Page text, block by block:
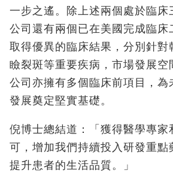
一步之遙。除上述兩個處於臨床
公司還有兩個已在美國完成臨床
取得優異的臨床結果，分別針對
瞼裂斑等重要疾病，市場發展空
公司亦擁有多個臨床前項目，為
發展奠定堅實基礎。
倪博士總結道：「獲得醫學專家
可，增加我們持續投入研發重點
提升患者的生活品質。」